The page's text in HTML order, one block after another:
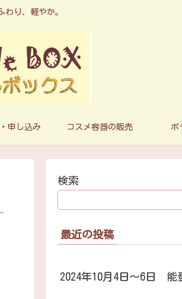
り、軽やか。
申し込み コスメ容器の販売 ボ
検索
最近の投稿
2024年10月4日～6日 能